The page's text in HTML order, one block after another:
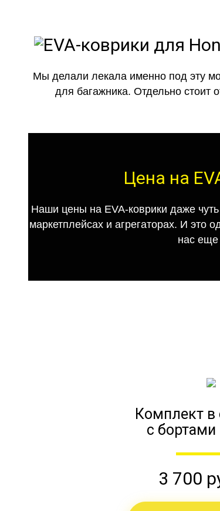
Мы делали лекала именно под эту
для багажника. Отдельно стоит
Цена на
Наши цены на EVA-коврики даже
маркетплейсах и агрегаторах. И
нас еще
Комплект в
с
3 700